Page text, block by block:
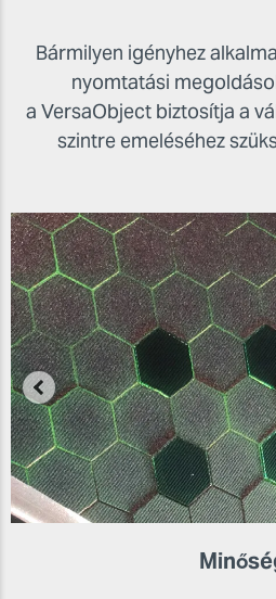
Bármilyen igényhez
nyomtatási
a VersaObject biztosítja a
szintre emeléséhez